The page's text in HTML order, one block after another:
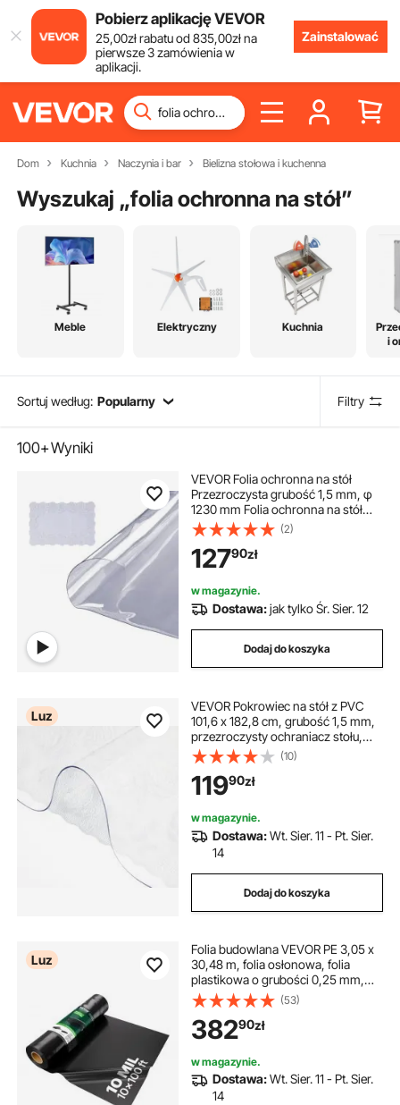
Pobierz aplikację VEVOR
25,00złrabatu od835,00złna
pierwsze 3 zamówienia w
aplikacji.
Zainstalować
Dom Kuchnia Naczynia i bar Bielizna stołowa i kuchenna
Wyszukaj „folia ochronna na stół”
Meble Elektryczny Kuchnia
i
Sortuj według: Popularny Filtry
100+Wyniki
VEVOR Folia ochronna na stół
Przezroczysta grubość 1,5 mm, φ
1230 mm Folia ochronna na stół
Okrągły obrus z PVC Zmywalna,
odporna na zużycie, odporna na
ciepło, wodoodporna Folia
ochronna na stół do salonu
(2)
12790zł
w magazynie.
Dostawa:jak tylko Śr. Sier. 12
Dodaj do koszyka
Luz
VEVOR Pokrowiec na stół z PVC
101,6 x 182,8 cm, grubość 1,5 mm,
przezroczysty ochraniacz stołu,
prostokątna przezroczysta
podkładka na biurko,
wodoodporna folia ochronna na
stół z PVC do biurowych komód i
stolików nocnych
(10)
11990zł
w magazynie.
Dostawa:Wt. Sier. 11 - Pt. Sier.
14
Dodaj do koszyka
Luz
Folia budowlana VEVOR PE 3,05 x
30,48 m, folia osłonowa, folia
plastikowa o grubości 0,25 mm,
folia osłonowa z tworzywa
sztucznego, folia do wylewek,
plandeka malarska, folia ochronna
z polietylenu do paroizolacji
przestrzeni podpodłogowej,
uniwersalna, czarna
(53)
38290zł
w magazynie.
Dostawa:Wt. Sier. 11 - Pt. Sier.
14